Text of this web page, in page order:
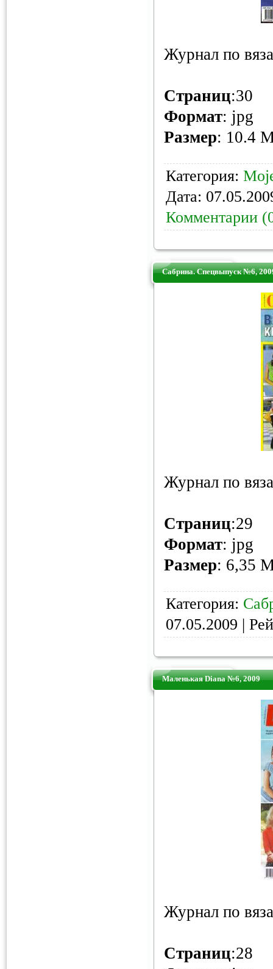
Журнал по
Страниц:30
Формат: jpg
Размер: 10.4
Категория:
Дата:
Комментарии
Сабрина. Спецвыпуск №6,
Журнал по
Страниц:29
Формат: jpg
Размер: 6,35
Категория:
07.05.2009 |
Маленькая Diana №6, 2009
Журнал по
Страниц:28